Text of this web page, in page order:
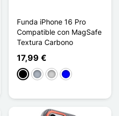
Funda iPhone 16 Pro
Compatible con MagSafe
Textura Carbono
17,99 €
NegroGris PlataAzul